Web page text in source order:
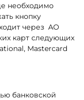
необходимо
кнопку
через АО
карт следующих
Mastercard
банковской